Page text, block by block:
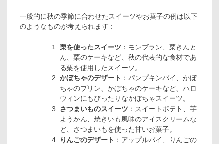
一般的に秋の季節に合わせたスイーツやお菓子の例は以下
のようなものが考えられます：
栗を使ったスイーツ ：モンブラン、栗きんと
ん、栗のケーキなど、秋の代表的な食材であ
る栗を使用したスイーツ。
かぼちゃのデザート ：パンプキンパイ、かぼ
ちゃのプリン、かぼちゃのケーキなど、ハロ
ウィンにもぴったりなかぼちゃスイーツ。
さつまいものスイーツ ：スイートポテト、芋
ようかん、焼きいも風味のアイスクリームな
ど、さつまいもを使った甘いお菓子。
りんごのデザート ：アップルパイ、りんごの